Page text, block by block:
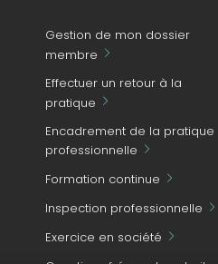
Gestion de mon dossier
membre
Effectuer un retour à la
pratique
Encadrement de la pratique
professionnelle
Formation continue
Inspection professionnelle
Exercice en société